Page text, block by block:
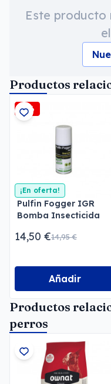
Este producto
Productos
-3%
¡En oferta!
Pulfin Fogger IGR
Bomba Insecticida
14,50 €14,95 €
Añadir
Productos
perros